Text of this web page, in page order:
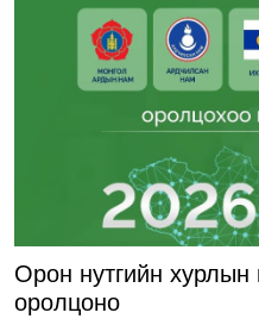
Орон нутгийн
оролцоно